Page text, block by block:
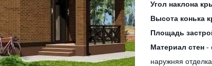
Угол наклона
Высота конька
Площадь
Материал стен -
наружняя